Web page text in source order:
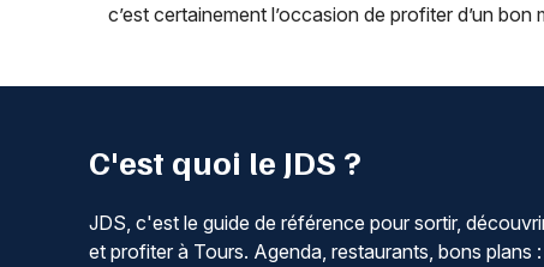
c’est certainement l’occasion de profiter d’un
C'est quoi le JDS ?
JDS, c'est le guide de référence pour sortir,
et profiter à Tours. Agenda, restaurants, bons plans :